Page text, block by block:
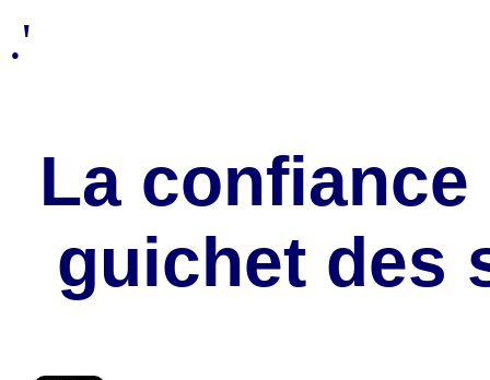
.'
La
guichet des